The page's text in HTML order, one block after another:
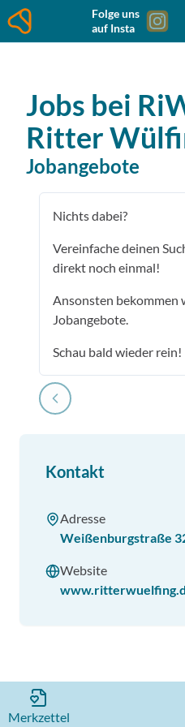
Folge uns
auf Insta
Jobs bei
Ritter
Jobangebote
Nichts dabei?
Vereinfache deinen
direkt noch einmal!
Ansonsten bekommen
Jobangebote.
Schau bald wieder rein!
Kontakt
Adresse
Weißenburgstraße
Website
Merkzettel